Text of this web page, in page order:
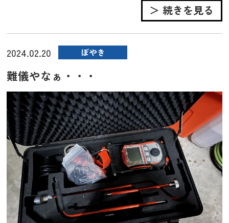
＞ 続きを見る
2024.02.20 ぼやき
難儀やなぁ・・・